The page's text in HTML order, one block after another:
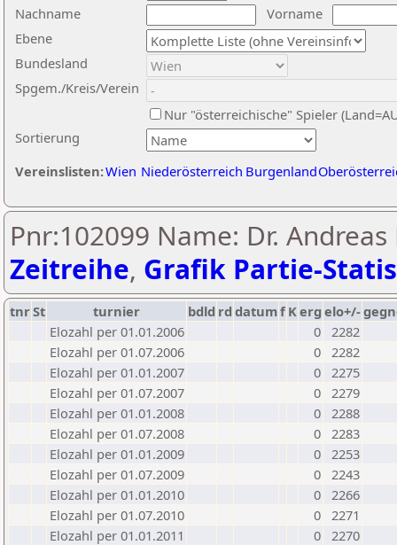
Nachname
Vorname
Ebene
Sortierung
Bundesland
Spgem./Kreis/Verein
Nur "österreichische" Spieler
Vereinslisten:Wien Niederösterreich Burgenland
Pnr:102099 Name: Dr.
Zeitreihe, Grafik Partie-
tnrSt turnier bdld rd datumf Kerg elo+/-
Elozahl per 01.01.2006
0 2282
Elozahl per 01.07.2006
0 2282
Elozahl per 01.01.2007
0 2275
Elozahl per 01.07.2007
0 2279
Elozahl per 01.01.2008
0 2288
Elozahl per 01.07.2008
0 2283
Elozahl per 01.01.2009
0 2253
Elozahl per 01.07.2009
0 2243
Elozahl per 01.01.2010
0 2266
Elozahl per 01.07.2010
0 2271
Elozahl per 01.01.2011
0 2270